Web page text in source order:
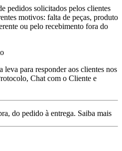
pedidos solicitados pelos clientes
motivos: falta de peças, produto
ou pelo recebimento fora do
leva para responder aos clientes nos
Chat com o Cliente e
do pedido à entrega. Saiba mais